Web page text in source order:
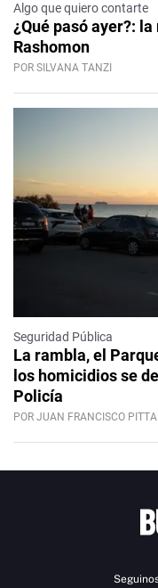
Algo que quiero contarte
¿Qué pasó ayer?:
Rashomon
POR SILVANA TANZI
Seguridad Pública
La rambla, el
los homicidios se
Policía
POR JUAN FRANCISCO